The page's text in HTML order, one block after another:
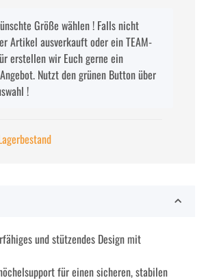
Größe wählen ! Falls nicht
Artikel ausverkauft oder ein TEAM-
erstellen wir Euch gerne ein
Nutzt den grünen Button über
!
und stützendes Design mit
für einen sicheren, stabilen